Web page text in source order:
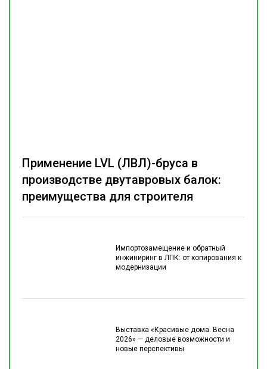
Импортозамещение и обратный
инжиниринг в ЛПК: от копирования к
модернизации
Выставка «Красивые дома. Весна
2026» — деловые возможности и
новые перспективы
Применение LVL (ЛВЛ)-бруса в
производстве двутавровых балок:
преимущества для строителя